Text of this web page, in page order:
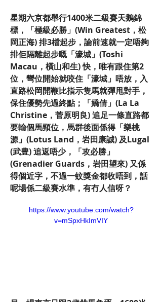
星期六京都舉行1400米二級賽天鵝錦
標，「極級必勝」(Win Greatest，松
岡正海) 排3檔起步，論前速就一定唔夠
排佢隔離起步嘅「濠城」(Toshi
Macau，橫山和生) 快，唯有跟住第2
位，彎位開始就咬住「濠城」唔放，入
直路松岡開鞭比指示隻馬就彈甩對手，
保住優勢先過終點；「嬌倩」(La La
Christine，菅原明良) 追足一條直路都
要輸個馬頸位，馬群後面係得「樂桃
源」(Lotus Land，岩田康誠) 及Lugal
(武豊) 追返唔少，「攻必勝」
(Grenadier Guards，岩田望來) 又係
得個近字，不過一蚊獎金都收唔到，話
呢場係二級賽水準，有冇人信呀？
https://www.youtube.com/watch?
v=mSpxHkImVIY